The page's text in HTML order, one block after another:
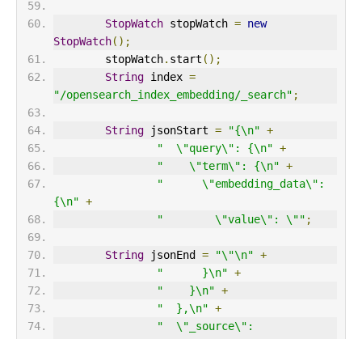
StopWatch stopWatch = new
StopWatch();
        stopWatch
. start ();
String index =
"/opensearch_index_embedding/_search" ;
String jsonStart = "{\n" +
"  \"query\": {\n" +
"    \"term\": {\n" +
"      \"embedding_data\":
{\n" +
"        \"value\": \"" ;
String jsonEnd = "\"\n" +
"      }\n" +
"    }\n" +
"  },\n" +
"  \"_source\":